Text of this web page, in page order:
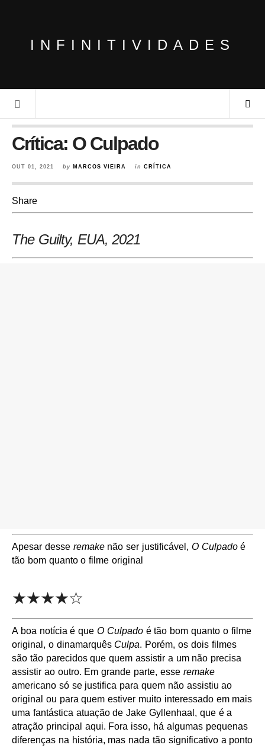
INFINITIVIDADES
Crítica: O Culpado
OUT 01, 2021 by MARCOS VIEIRA in CRÍTICA
Share
The Guilty, EUA, 2021
Apesar desse remakenão ser justificável, O Culpadoé
tão bom quanto o filme original
★★★★☆
A boa notícia é que O Culpadoé tão bom quanto o filme
original, o dinamarquês Culpa. Porém, os dois filmes
são tão parecidos que quem assistir a um não precisa
assistir ao outro. Em grande parte, esse remake
americano só se justifica para quem não assistiu ao
original ou para quem estiver muito interessado em mais
uma fantástica atuação de Jake Gyllenhaal, que é a
atração principal aqui. Fora isso, há algumas pequenas
diferenças na história, mas nada tão significativo a ponto